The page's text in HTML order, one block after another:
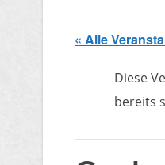
« Alle
Diese
bereits